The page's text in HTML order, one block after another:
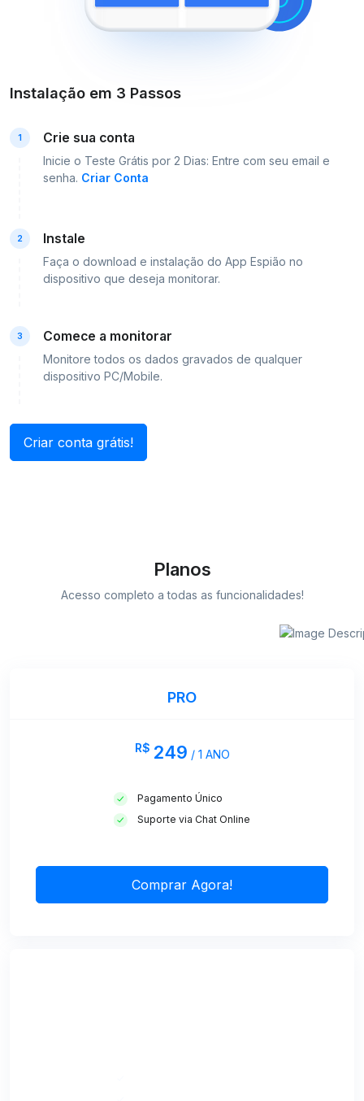
Instalação em 3 Passos
1 Crie sua conta
Inicie o Teste Grátis por 2 Dias: Entre com seu email e
senha. Criar Conta
2 Instale
Faça o download e instalação do App Espião no
dispositivo que deseja monitorar.
3 Comece a monitorar
Monitore todos os dados gravados de qualquer
dispositivo PC/Mobile.
Criar conta grátis!
Planos
Acesso completo a todas as funcionalidades!
PRO
R$ 249 / 1 ANO
Pagamento Único
Suporte via Chat Online
Comprar Agora!